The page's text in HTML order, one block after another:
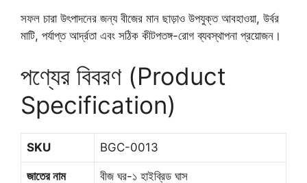
সফল চারা উৎপাদনের জন্য বীজের মান ছাড়াও উপযুক্ত আবহাওয়া, উর্বর
মাটি, পর্যাপ্ত আর্দ্রতা এবং সঠিক কীটপতঙ্গ-রোগ ব্যবস্থাপনা প্রয়োজন।
পণ্যের বিবরণ (Product
Specification)
SKU BGC-0013
জাতের নাম বীজ ঘর-১ হাইব্রিড ঘাস